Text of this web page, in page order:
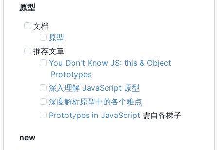
原型
文档
原型
推荐文章
You Don't Know JS: this & Object
Prototypes
深入理解 JavaScript 原型
深度解析原型中的各个难点
Prototypes in JavaScript 需自备梯子
new